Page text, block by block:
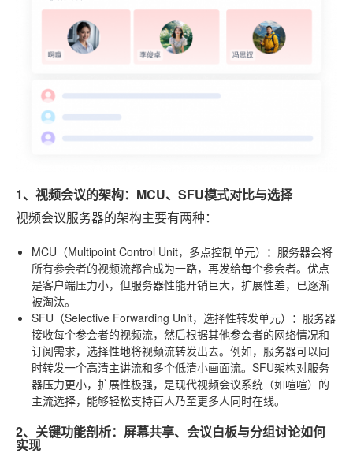
1、视频会议的架构：MCU、SFU模式对比与选择
视频会议服务器的架构主要有两种：
MCU（Multipoint Control Unit，多点控制单元） ：服务器会将
所有参会者的视频流都合成为一路，再发给每个参会者。优点
是客户端压力小，但服务器性能开销巨大，扩展性差，已逐渐
被淘汰。
SFU（Selective Forwarding Unit，选择性转发单元） ：服务器
接收每个参会者的视频流，然后根据其他参会者的网络情况和
订阅需求，选择性地将视频流转发出去。例如，服务器可以同
时转发一个高清主讲流和多个低清小画面流。SFU架构对服务
器压力更小，扩展性极强，是现代视频会议系统（如喧喧）的
主流选择，能够轻松支持百人乃至更多人同时在线。
2、关键功能剖析：屏幕共享、会议白板与分组讨论如何
实现